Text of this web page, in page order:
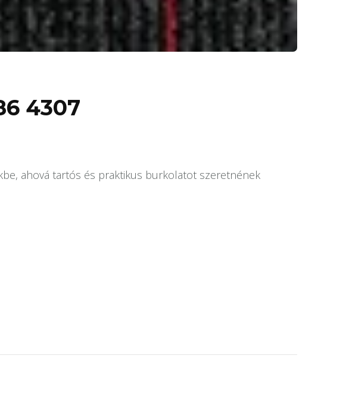
4307
ahová tartós és praktikus burkolatot szeretnének